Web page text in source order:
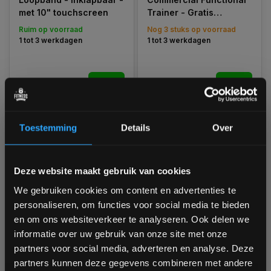
Toestemming Details Over
Deze website maakt gebruik van cookies
We gebruiken cookies om content en advertenties te
personaliseren, om functies voor social media te bieden
en om ons websiteverkeer te analyseren. Ook delen we
informatie over uw gebruik van onze site met onze
partners voor social media, adverteren en analyse. Deze
partners kunnen deze gegevens combineren met andere
met 10" touchscreen
Ruim op voorraad
1 tot 3 werkdagen
Trainer - Gratis
Montage
Nog 3 stuks op voorraad
1 tot 3 werkdagen
Inspire Fitness UCHR1
Ultimate Full
Commercial Half Rack -
Inspire Fitness Stack
Adapter 2.27 kg
Bam! 5% korting op je volgende
Schrijf je in voor onze nieuwsbrief om op de hoogte te
blijven over onze nieuwe producten, deals en meer
interessante info. Ontvang 5% korting op je eerstvolgende
aankoop! 😀